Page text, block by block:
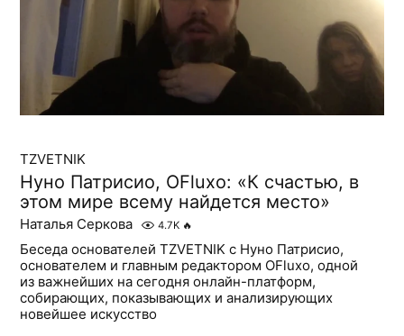
TZVETNIK
Нуно Патрисио, OFluxo: «К счастью, в
этом мире всему найдется место»
Наталья Серкова 4.7K 🔥
Беседа основателей TZVETNIK с Нуно Патрисио,
основателем и главным редактором OFluxo, одной
из важнейших на сегодня онлайн-платформ,
собирающих, показывающих и анализирующих
новейшее искусство